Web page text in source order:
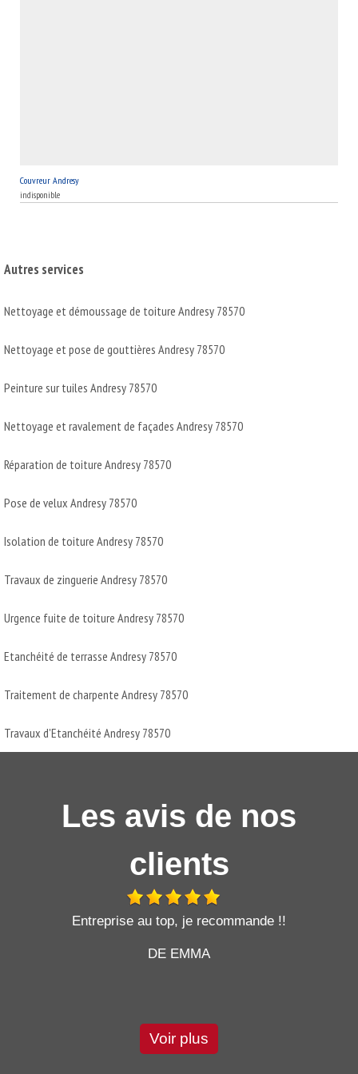
Couvreur Andresy
indisponible
Autres services
Nettoyage et démoussage de toiture Andresy 78570
Nettoyage et pose de gouttières Andresy 78570
Peinture sur tuiles Andresy 78570
Nettoyage et ravalement de façades Andresy 78570
Réparation de toiture Andresy 78570
Pose de velux Andresy 78570
Isolation de toiture Andresy 78570
Travaux de zinguerie Andresy 78570
Urgence fuite de toiture Andresy 78570
Etanchéité de terrasse Andresy 78570
Traitement de charpente Andresy 78570
Travaux d'Etanchéité Andresy 78570
Les avis de nos
clients
Entreprise au top, je recommande !!
DE EMMA
Voir plus